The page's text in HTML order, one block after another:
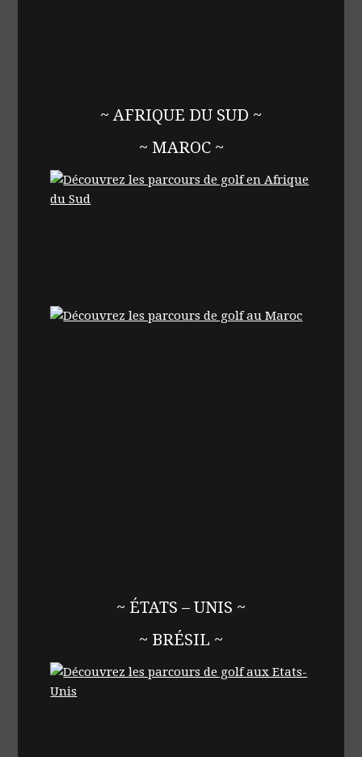
~ AFRIQUE DU SUD ~
~ MAROC ~
~ ÉTATS – UNIS ~
~ BRÉSIL ~